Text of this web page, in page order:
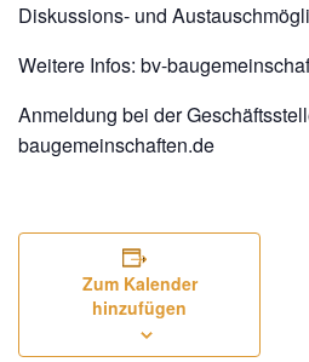
Diskussions- und
Weitere Infos: bv-
Anmeldung bei der
baugemeinschaften.de
Zum Kalender
hinzufügen